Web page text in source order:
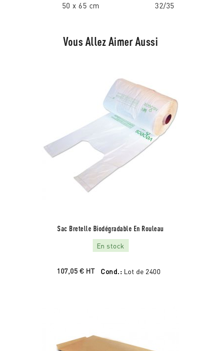
50 x 65 cm 32/35
Vous Allez Aimer Aussi
Sac Bretelle Biodégradable En Rouleau
En stock
107,05 € HT Cond.: Lot de 2400